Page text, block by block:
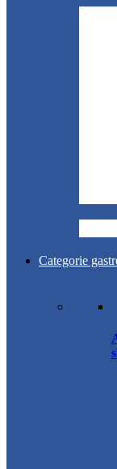
Categorie